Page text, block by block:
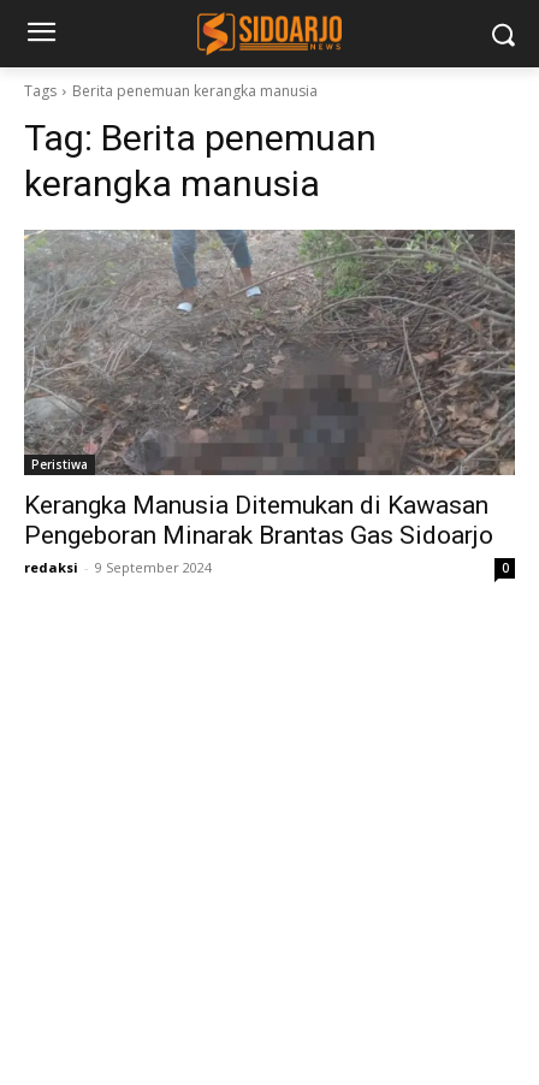
Tags Berita penemuan kerangka manusia
Tag: Berita penemuan
kerangka manusia
Peristiwa
Kerangka Manusia Ditemukan di Kawasan
Pengeboran Minarak Brantas Gas Sidoarjo
redaksi - 9 September 2024 0